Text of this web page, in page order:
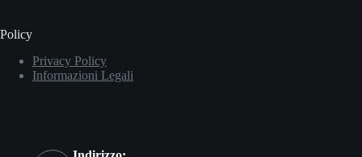
Policy
Privacy Policy
Informazioni Legali